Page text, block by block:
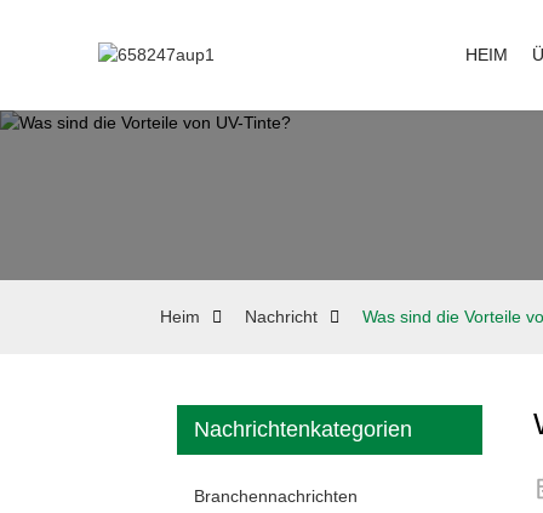
HEIM
Heim Nachricht Was sind die Vorteile
Nachrichtenkategorien
Branchennachrichten